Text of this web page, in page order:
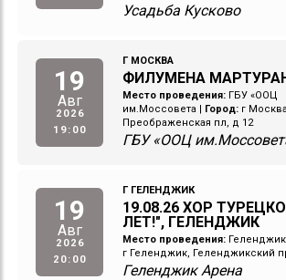
Усадьба Кусково
19
Авг
2026
19:00
Г МОСКВА
ФИЛУМЕНА
Место проведения: ГБУ «ООЦ
им.Моссовета | Город: г Москва,
Преображенская пл, д 12
ГБУ «ООЦ
19
Авг
2026
20:00
Г ГЕЛЕНДЖИК
19.08.26 ХОР
ЛЕТ!", ГЕЛЕНДЖИК
Место проведения:
г Геленджик, Геленджикский
Геленджик Арена